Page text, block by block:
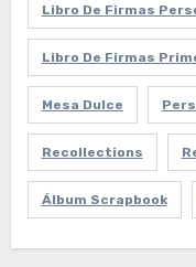
Libro De Firmas
Libro De Firmas
Mesa Dulce
Recollections
Álbum Scrapbook